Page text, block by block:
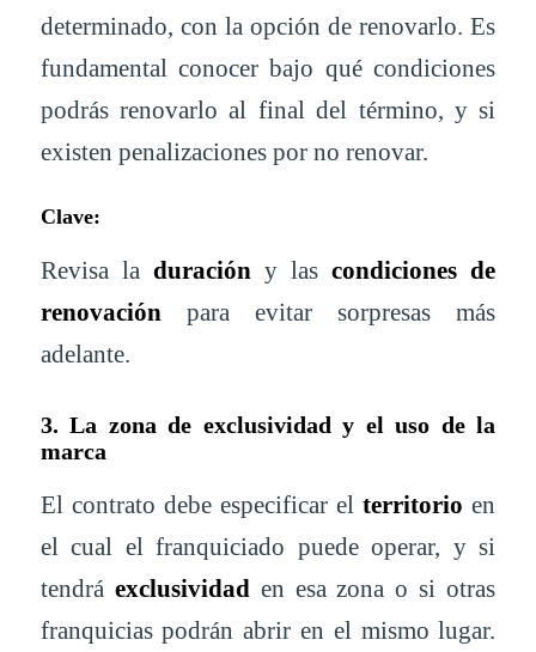
determinado, con la opción de renovarlo. Es
fundamental conocer bajo qué condiciones
podrás renovarlo al final del término, y si
existen penalizaciones por no renovar.
Clave:
Revisa la duración y lascondiciones de
renovación para evitar sorpresas más
adelante.
3. La zona de exclusividad y el uso de la
marca
El contrato debe especificar elterritorio en
el cual el franquiciado puede operar, y si
tendrá exclusividad en esa zona o si otras
franquicias podrán abrir en el mismo lugar.